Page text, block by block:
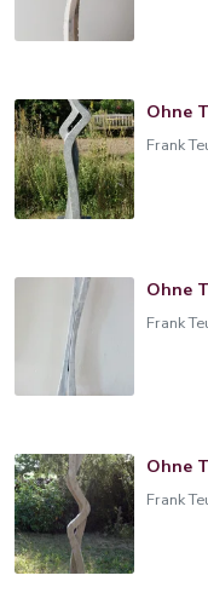
Ohne
Frank
Ohne
Frank
Ohne
Frank